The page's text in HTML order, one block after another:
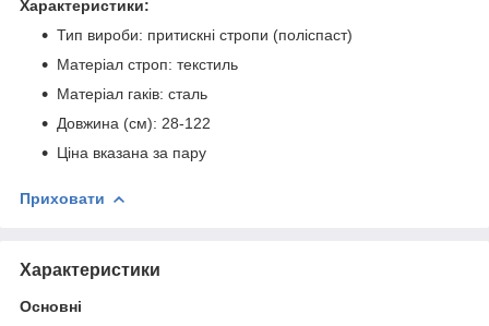
Характеристики:
Тип вироби: притискні стропи (поліспаст)
Матеріал строп: текстиль
Матеріал гаків: сталь
Довжина (см): 28-122
Ціна вказана за пару
Приховати
Характеристики
Основні